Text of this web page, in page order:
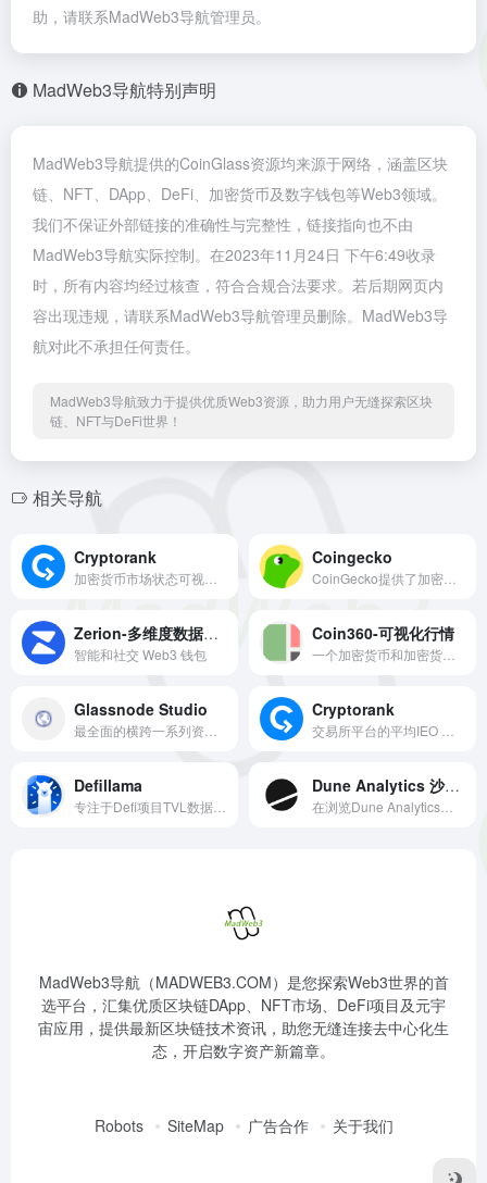
助，请联系MadWeb3导航管理员。
MadWeb3导航特别声明
MadWeb3导航提供的CoinGlass资源均来源于网络，涵盖区块
链、NFT、DApp、DeFi、加密货币及数字钱包等Web3领域。
我们不保证外部链接的准确性与完整性，链接指向也不由
MadWeb3导航实际控制。在2023年11月24日 下午6:49收录
时，所有内容均经过核查，符合合规合法要求。若后期网页内
容出现违规，请联系MadWeb3导航管理员删除。MadWeb3导
航对此不承担任何责任。
MadWeb3导航致力于提供优质Web3资源，助力用户无缝探索区块
链、NFT与DeFi世界！
相关导航
Cryptorank Coingecko
Zerion-多维度数据分析
智能和社交 Web3 钱包
Coin360-可视化行情
Glassnode Studio Cryptorank
Defillama Dune Analytics 沙丘分析
MadWeb3导航（MADWEB3.COM）是您探索Web3世界的首
选平台，汇集优质区块链DApp、NFT市场、DeFi项目及元宇
宙应用，提供最新区块链技术资讯，助您无缝连接去中心化生
态，开启数字资产新篇章。
Robots SiteMap 广告合作 关于我们